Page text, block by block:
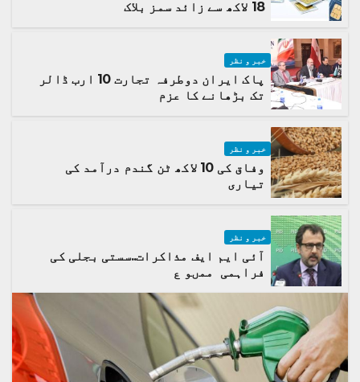
18 لاکھ سے زائد سمز بلاک
خبر و نظر
پاک ایران دوطرفہ تجارت 10 ارب ڈالر
تک بڑھانے کا عزم
خبر و نظر
وفاق کی 10 لاکھ ٹن گندم درآمد کی
تیاری
خبر و نظر
آئی ایم ایف مذاکرات..سستی بجلی کی
فراہمی ممںو ع